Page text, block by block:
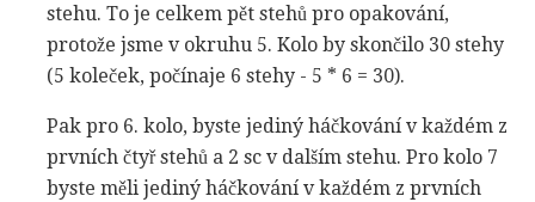
stehu. To je celkem pět stehů pro opakování,
protože jsme v okruhu 5. Kolo by skončilo 30 stehy
(5 koleček, počínaje 6 stehy - 5 * 6 = 30).
Pak pro 6. kolo, byste jediný háčkování v každém z
prvních čtyř stehů a 2 sc v dalším stehu. Pro kolo 7
byste měli jediný háčkování v každém z prvních